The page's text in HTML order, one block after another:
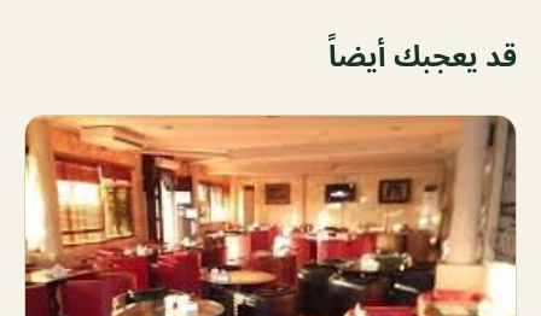
قد يعجبك أيضاً